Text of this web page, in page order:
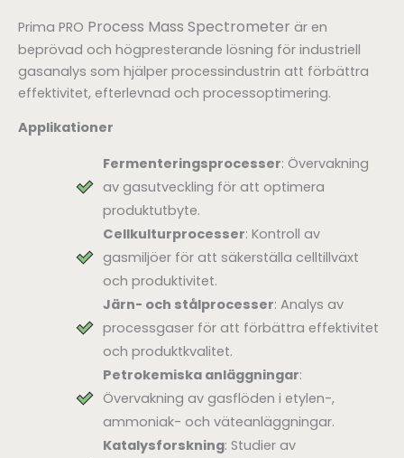
Prima PRO Process Mass Spectrometer är en
beprövad och högpresterande lösning för industriell
gasanalys som hjälper processindustrin att förbättra
effektivitet, efterlevnad och processoptimering.
Applikationer
Fermenteringsprocesser: Övervakning
av gasutveckling för att optimera
produktutbyte.
Cellkulturprocesser: Kontroll av
gasmiljöer för att säkerställa celltillväxt
och produktivitet.
Järn- och stålprocesser: Analys av
processgaser för att förbättra effektivitet
och produktkvalitet.
Petrokemiska anläggningar:
Övervakning av gasflöden i etylen-,
ammoniak- och väteanläggningar.
Katalysforskning: Studier av